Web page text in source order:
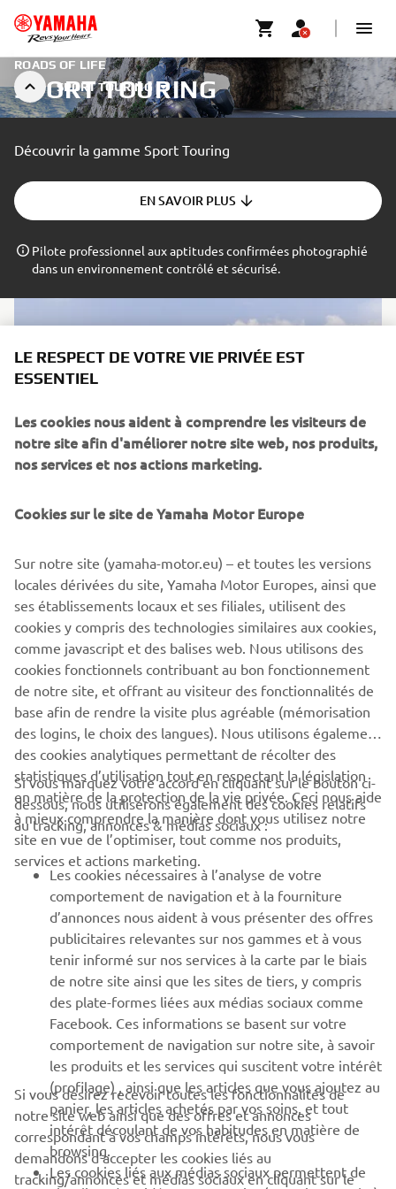
SPORT TOURING
ROADS OF LIFE
SPORT TOURING
Découvrir la gamme Sport Touring
EN SAVOIR PLUS
Pilote professionnel aux aptitudes confirmées photographié
dans un environnement contrôlé et sécurisé.
ROADS OF LIFE
Yamaha considère que les modèles Sport Touring ne
sont pas uniquement des motos qui nous permettent
de nous rendre d’un point A à un point B. Que ce soit
pour vous rendre au travail ou pour traverser l’Europe
pendant des semaines, les Yamaha Sport Touring
vous permettent de vous forger des souvenirs
éternels.
ONTDEK MEER
CORPORATE
BUSINESS
PLUS DE YAMAHA
SOUTIEN
BULLETIN
Soyez le premier à connaître les dernières offres, les événements
spéciaux, les nouveautés et bien plus encore
S'ABONNER
LE RESPECT DE VOTRE VIE PRIVÉE EST
ESSENTIEL
Les cookies nous aident à comprendre les visiteurs de
notre site afin d'améliorer notre site web, nos produits,
nos services et nos actions marketing.
Cookies sur le site de Yamaha Motor Europe
Sur notre site (yamaha-motor.eu) – et toutes les versions
locales dérivées du site, Yamaha Motor Europes, ainsi que
ses établissements locaux et ses filiales, utilisent des
cookies y compris des technologies similaires aux cookies,
comme javascript et des balises web. Nous utilisons des
cookies fonctionnels contribuant au bon fonctionnement
de notre site, et offrant au visiteur des fonctionnalités de
base afin de rendre la visite plus agréable (mémorisation
des logins, le choix des langues). Nous utilisons également
des cookies analytiques permettant de récolter des
statistiques d’utilisation tout en respectant la législation
en matière de la protection de la vie privée. Ceci nous aide
à mieux comprendre la manière dont vous utilisez notre
site en vue de l’optimiser, tout comme nos produits,
services et actions marketing.
Si vous marquez votre accord en cliquant sur le bouton ci-
dessous, nous utiliserons également des cookies relatifs
au tracking, annonces & médias sociaux :
Les cookies nécessaires à l’analyse de votre
comportement de navigation et à la fourniture
d’annonces nous aident à vous présenter des offres
publicitaires relevantes sur nos gammes et à vous
tenir informé sur nos services à la carte par le biais
de notre site ainsi que les sites de tiers, y compris
des plate-formes liées aux médias sociaux comme
Facebook. Ces informations se basent sur votre
comportement de navigation sur notre site, à savoir
les produits et les services qui suscitent votre intérêt
(profilage) , ainsi que les articles que vous ajoutez au
panier, les articles achetés par vos soins, et tout
intérêt découlant de vos habitudes en matière de
browsing.
Les cookies liés aux médias sociaux permettent de
Si vous désirez recevoir toutes les fonctionnalités de
notre site web ainsi que des offres et annonces
correspondant à vos champs intérêts, nous vous
demandons d’accepter les cookies liés au
tracking/annonces et médias sociaux en cliquant sur le